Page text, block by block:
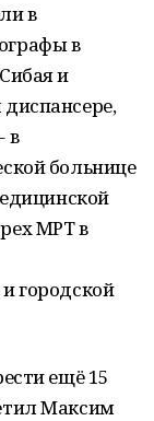
в
в
и
в
больнице
МРТ в
городской
ещё 15
Максим